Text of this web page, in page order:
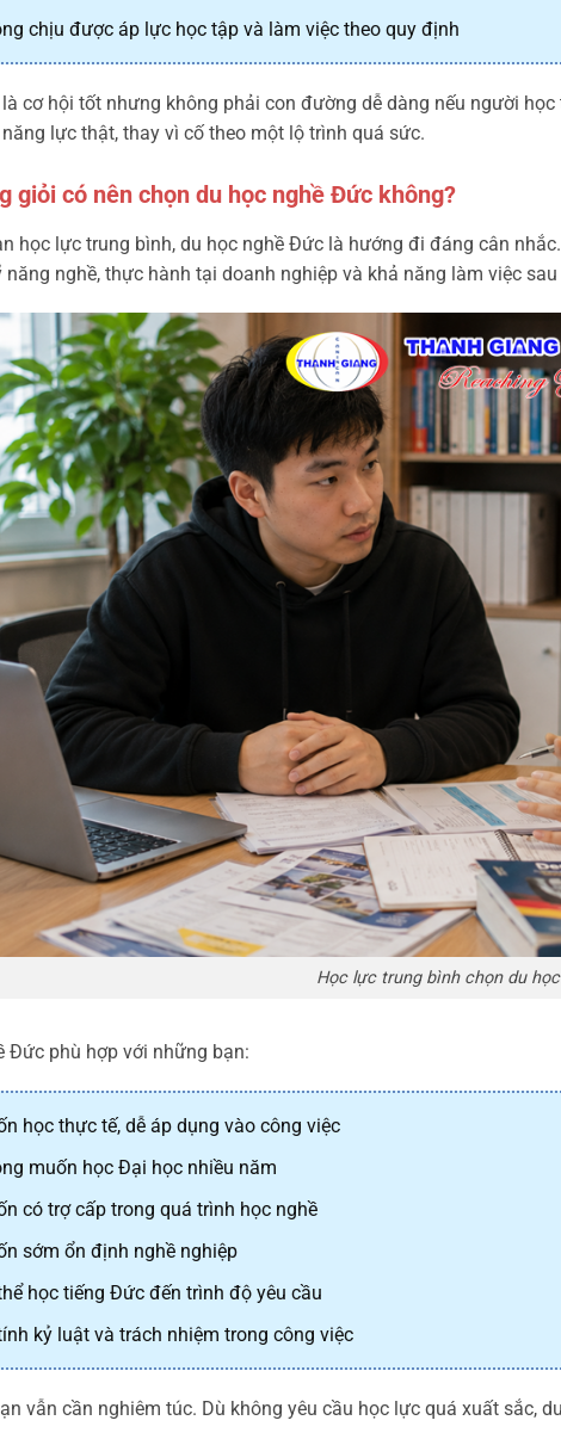
chịu được áp lực học tập và làm việc theo quy định
cơ hội tốt nhưng không phải con đường dễ dàng nếu người
lực thật, thay vì cố theo một lộ trình quá sức.
giỏi có nên chọn du học nghề Đức không?
học lực trung bình, du học nghề Đức là hướng đi đáng cân
năng nghề, thực hành tại doanh nghiệp và khả năng làm việc
Học lực trung bình chọn du
Đức phù hợp với những bạn:
học thực tế, dễ áp dụng vào công việc
muốn học Đại học nhiều năm
có trợ cấp trong quá trình học nghề
sớm ổn định nghề nghiệp
học tiếng Đức đến trình độ yêu cầu
kỷ luật và trách nhiệm trong công việc
vẫn cần nghiêm túc. Dù không yêu cầu học lực quá xuất sắc,